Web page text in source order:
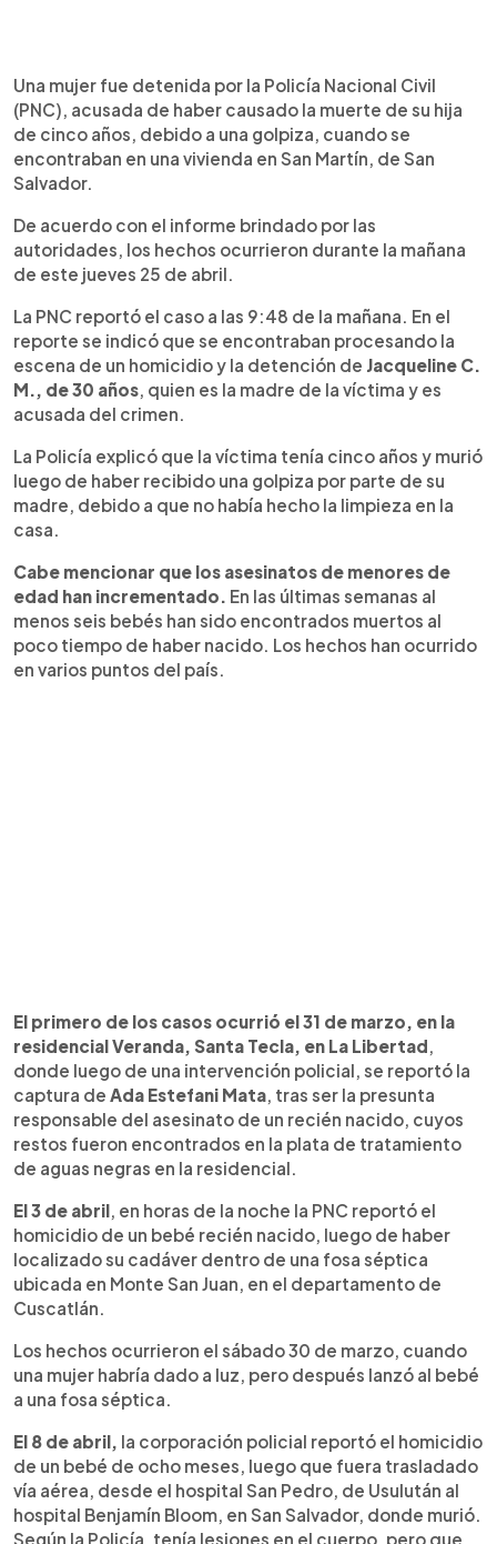
► Escuchar artículo
Una mujer fue detenida por la Policía Nacional Civil
(PNC), acusada de haber causado la muerte de su hija
de cinco años, debido a una golpiza, cuando se
encontraban en una vivienda en San Martín, de San
Salvador.
De acuerdo con el informe brindado por las
autoridades, los hechos ocurrieron durante la mañana
de este jueves 25 de abril.
La PNC reportó el caso a las 9:48 de la mañana. En el
reporte se indicó que se encontraban procesando la
escena de un homicidio y la detención de Jacqueline C.
M., de 30 años , quien es la madre de la víctima y es
acusada del crimen.
La Policía explicó que la víctima tenía cinco años y murió
luego de haber recibido una golpiza por parte de su
madre, debido a que no había hecho la limpieza en la
casa.
Cabe mencionar que los asesinatos de menores de
edad han incrementado. En las últimas semanas al
menos seis bebés han sido encontrados muertos al
poco tiempo de haber nacido. Los hechos han ocurrido
en varios puntos del país.
El primero de los casos ocurrió el 31 de marzo, en la
residencial Veranda, Santa Tecla, en La Libertad
donde luego de una intervención policial, se reportó la
captura de Ada Estefani Mata , tras ser la presunta
responsable del asesinato de un recién nacido, cuyos
restos fueron encontrados en la plata de tratamiento
de aguas negras en la residencial.
El 3 de abril , en horas de la noche la PNC reportó el
homicidio de un bebé recién nacido, luego de haber
localizado su cadáver dentro de una fosa séptica
ubicada en Monte San Juan, en el departamento de
Cuscatlán.
Los hechos ocurrieron el sábado 30 de marzo, cuando
una mujer habría dado a luz, pero después lanzó al bebé
a una fosa séptica.
El 8 de abril, la corporación policial reportó el homicidio
de un bebé de ocho meses, luego que fuera trasladado
vía aérea, desde el hospital San Pedro, de Usulután al
hospital Benjamín Bloom, en San Salvador, donde murió.
Según la Policía, tenía lesiones en el cuerpo, pero que